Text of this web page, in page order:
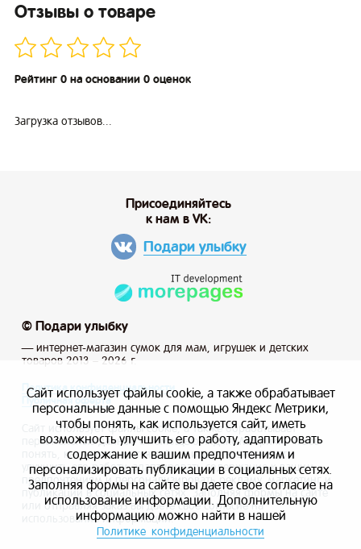
Отзывы о товаре
Рейтинг 0 на основании 0 оценок
Загрузка отзывов...
© Подари улыбку
— интернет-магазин сумок для мам, игрушек и детских
товаров 2013 – 2026 г.
Присоединяйтесь
к нам в VK:
Подари улыбку
Политика конфиденциальности
Публичная оферта
Сайт использует файлы cookie, а также обрабатывает
персональные данные с помощью Яндекс Метрики, чтобы
понять, как используется сайт, и иметь возможность
улучшить его работу, адаптировать содержание к вашим
предпочтениям и персонализировать рекламу, маркетинг и
публикации в социальных сетях. Заполняя формы на сайте
или отправляя заказ вы даете свое согласие на
использование информации.
Сайт использует файлы cookie, а также обрабатывает
персональные данные с помощью Яндекс Метрики,
чтобы понять, как используется сайт, иметь
возможность улучшить его работу, адаптировать
содержание к вашим предпочтениям и
персонализировать публикации в социальных сетях.
Заполняя формы на сайте вы даете свое согласие на
использование информации. Дополнительную
информацию можно найти в нашей
Политике конфиденциальности